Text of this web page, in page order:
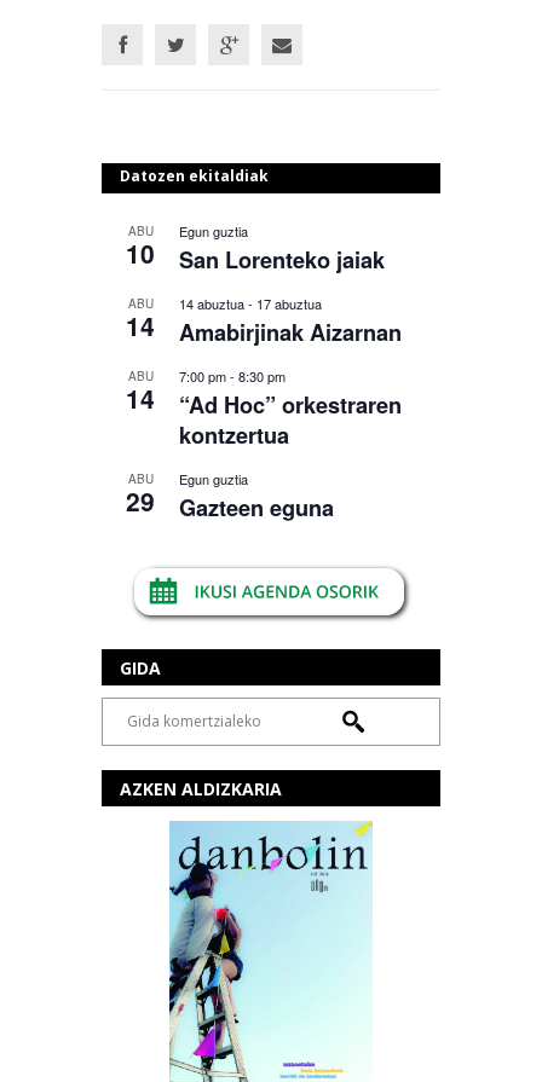
Datozen ekitaldiak
ABU
10
Egun guztia
San Lorenteko jaiak
ABU
14
14 abuztua- 17 abuztua
Amabirjinak Aizarnan
ABU
14
7:00 pm- 8:30 pm
“Ad Hoc” orkestraren
kontzertua
ABU
29
Egun guztia
Gazteen eguna
GIDA
AZKEN ALDIZKARIA